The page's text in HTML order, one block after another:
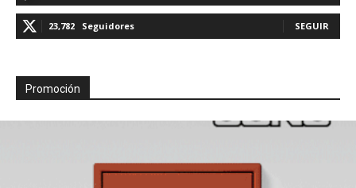
23,782 Seguidores SEGUIR
Promoción